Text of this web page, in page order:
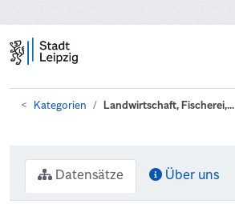
Kategorien Landwirtschaft, Fischerei,...
Datensätze Über uns